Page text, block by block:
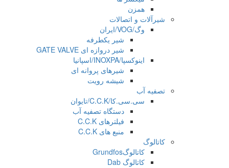
همزن
شیرآلات و اتصالات
وگ/VOG/ایران
شیر یکطرفه
شیر دروازه ای GATE VALVE
اینوکسپا/INOXPA/اسپانیا
شیرهای پروانه ای
شیشه رویت
تصفیه آب
سی.سی.کا/C.C.K/تایوان
دستگاه تصفیه آب
فیلترهای C.C.K
منبع های C.C.K
کاتالوگ
کاتالوگGrundfos
کاتالوگ Dab